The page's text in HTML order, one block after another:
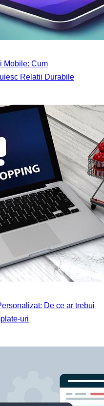
Mobile: Cum
Relatii Durabile
De ce ar trebui
uri